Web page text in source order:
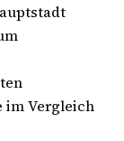
im Vergleich